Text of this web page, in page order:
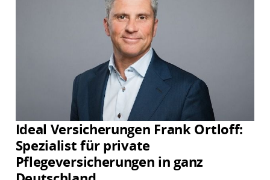
Ideal Versicherungen Frank Ortloff:
Spezialist für private
Pflegeversicherungen in ganz